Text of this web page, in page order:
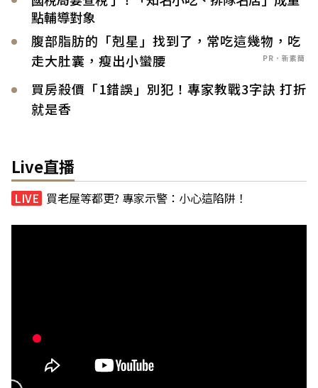
點輔導對象
腹部脂肪的「剋星」找到了，常吃這幾物，吃
走大肚囊，瘦出小蠻腰
PR．新素簡
買房殺價「1錯誤」別犯！專家教戰3字訣 打折
就是香
Live直播
買老屋等都更? 專家示警：小心這陷阱！